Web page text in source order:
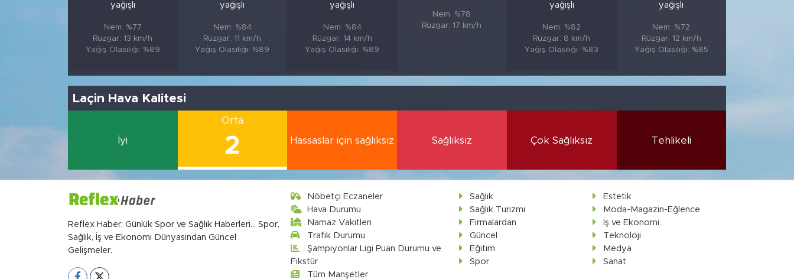
yağışlı
Nem: %77
Rüzgar: 13 km/h
Yağış Olasılığı: %89
yağışlı
Nem: %84
Rüzgar: 11 km/h
Yağış Olasılığı: %89
yağışlı
Nem: %84
Rüzgar: 14 km/h
Yağış Olasılığı: %89
Nem: %78
Rüzgar: 17 km/h
yağışlı
Nem: %82
Rüzgar: 8 km/h
Yağış Olasılığı: %83
yağışlı
Nem: %72
Rüzgar: 12 km/h
Yağış Olasılığı: %85
Laçin Hava Kalitesi
İyi
Orta
2 Hassaslar için sağlıksız Sağlıksız Çok Sağlıksız Tehlikeli
Reflex Haber; Günlük Spor ve Sağlık Haberleri... Spor,
Sağlık, İş ve Ekonomi Dünyasından Güncel
Gelişmeler.
Nöbetçi Eczaneler
Hava Durumu
Namaz Vakitleri
Trafik Durumu
Şampiyonlar Ligi Puan Durumu ve
Fikstür
Tüm Manşetler
Sağlık
Estetik
Sağlık Turizmi
Moda-Magazin-Eğlence
Firmalardan
İş ve Ekonomi
Güncel
Teknoloji
Eğitim
Medya
Spor
Sanat